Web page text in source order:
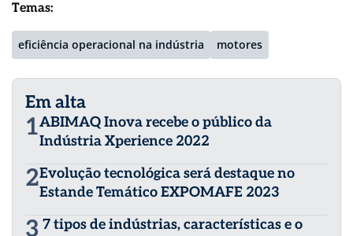
Temas:
eficiência operacional na indústria motores
Em alta
1ABIMAQ Inova recebe o público da
Indústria Xperience 2022
2Evolução tecnológica será destaque no
Estande Temático EXPOMAFE 2023
3 7 tipos de indústrias, características e o